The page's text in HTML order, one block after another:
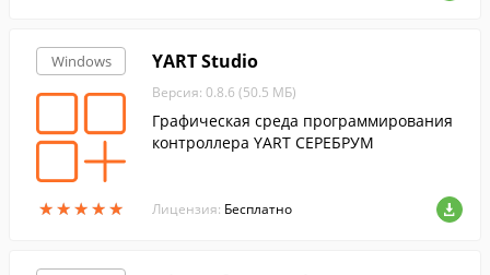
Windows
★★★★★
★★★★★
YART Studio
Версия: 0.8.6 (50.5 МБ)
Графическая среда программирования
контроллера YART СЕРЕБРУМ
Лицензия: Бесплатно